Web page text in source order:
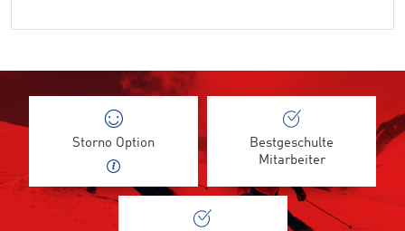
Storno Option
Bestgeschulte
Mitarbeiter